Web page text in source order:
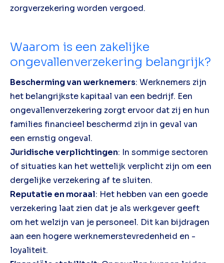
zorgverzekering worden vergoed.
Waarom is een zakelijke
ongevallenverzekering belangrijk?
Bescherming van werknemers: Werknemers zijn
het belangrijkste kapitaal van een bedrijf. Een
ongevallenverzekering zorgt ervoor dat zij en hun
families financieel beschermd zijn in geval van
een ernstig ongeval.
Juridische verplichtingen: In sommige sectoren
of situaties kan het wettelijk verplicht zijn om een
dergelijke verzekering af te sluiten.
Reputatie en moraal: Het hebben van een goede
verzekering laat zien dat je als werkgever geeft
om het welzijn van je personeel. Dit kan bijdragen
aan een hogere werknemerstevredenheid en -
loyaliteit.